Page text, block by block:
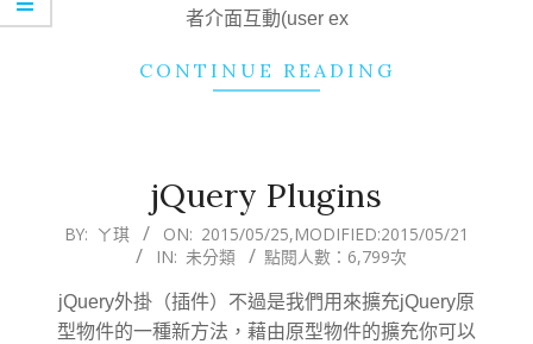
者介面互動(user ex
CONTINUE READING
jQuery Plugins
2015-
25
BY: ㄚ琪 ON: 2015/05/25,MODIFIED:2015/05/21
IN: 未分類 點閱人數：6,799次
jQuery外掛（插件）不過是我們用來擴充jQuery原
型物件的一種新方法，藉由原型物件的擴充你可以